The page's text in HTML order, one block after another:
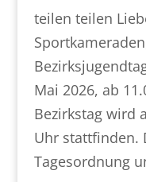
teilen teilen
Mai 2026, ab
Bezirkstag wird
Uhr stattfinden.
Tagesordnung